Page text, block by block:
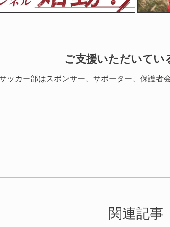
ご支援いただいてい
ッカー部はスポンサー、サポーター、保護者
関連記事